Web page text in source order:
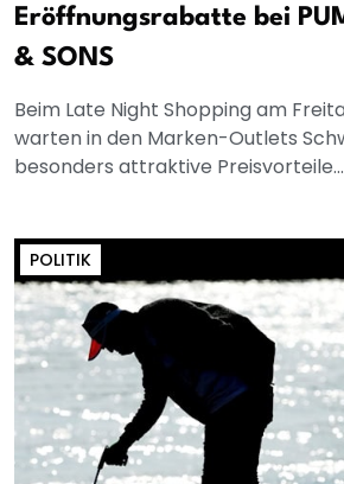
Eröffnungsrabatte bei
& SONS
Beim Late Night Shopping am
warten in den Marken-Outlets
besonders attraktive
POLITIK